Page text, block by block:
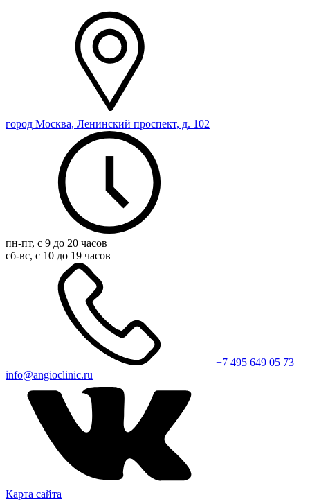
город Москва, Ленинский проспект, д. 102
пн-пт, с 9 до 20 часов
сб-вс, с 10 до 19 часов
+7 495 649 05 73
info@angioclinic.ru
Карта сайта